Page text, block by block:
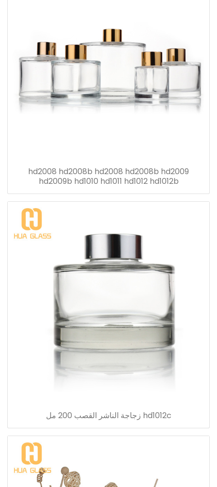
hd2008 hd2008b hd2008 hd2008b hd2009
hd2009b hd1010 hd1011 hd1012 hd1012b
hd1012c زجاجة الناشر القصب 200 مل